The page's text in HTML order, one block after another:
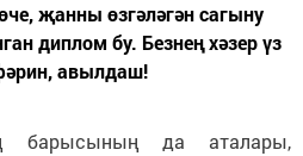
җанны өзгәләгән сагыну
диплом бу. Безнең хәзер үз
авылдаш!
барысының да аталары,